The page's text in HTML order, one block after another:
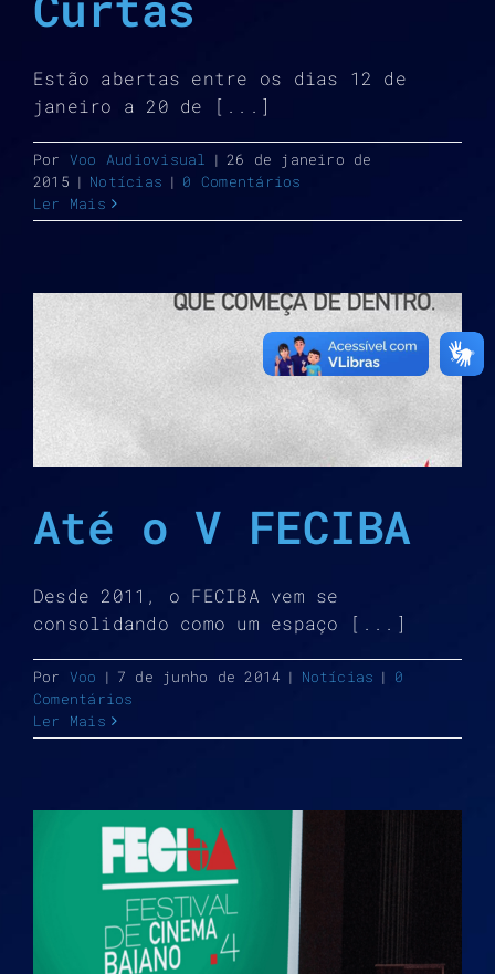
Estão abertas entre os dias 12 de
janeiro a 20 de [...]
Por Voo Audiovisual | 26 de janeiro de
2015 | Notícias | 0 Comentários
Ler Mais
Até o V FECIBA
Desde 2011, o FECIBA vem se
consolidando como um espaço [...]
Por Voo | 7 de junho de 2014 | Notícias | 0
Comentários
Ler Mais